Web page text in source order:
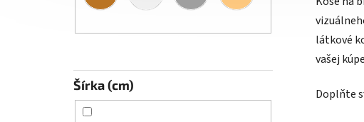
Šírka (cm)
látkové
vašej
Doplňte